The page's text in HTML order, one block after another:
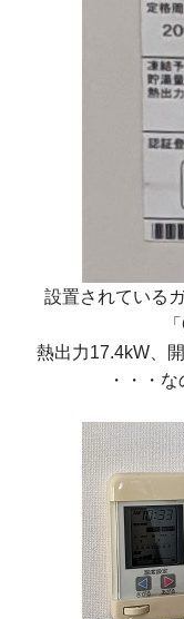
設置されている
熱出力17.4kW、
・・・